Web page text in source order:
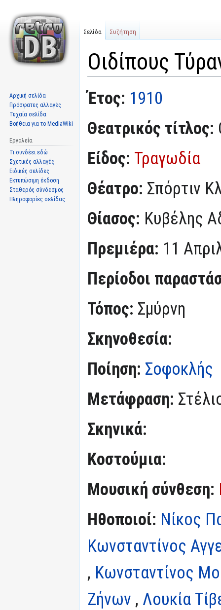
Οιδίπους
Μετάβαση
στην
Πήδηση
στην
Έτος: 1910
Θεατρικός τίτλος:
Είδος: Τραγωδία
Θέατρο: Σπόρτιν
Θίασος: Κυβέλης
Πρεμιέρα: 11
Περίοδοι
Τόπος: Σμύρνη
Σκηνοθεσία:
Ποίηση: Σοφοκλής
Μετάφραση:
Σκηνικά:
Κοστούμια:
Μουσική σύνθεση:
Ηθοποιοί: Νίκος
Κωνσταντίνος
, Κωνσταντίνος
Ζήνων , Λουκία
Σελίδα Συζήτηση
Αρχική σελίδα
Πρόσφατες αλλαγές
Τυχαία σελίδα
Βοήθεια για το MediaWiki
Εργαλεία
Τι συνδέει εδώ
Σχετικές αλλαγές
Ειδικές σελίδες
Εκτυπώσιμη έκδοση
Σταθερός σύνδεσμος
Πληροφορίες σελίδας